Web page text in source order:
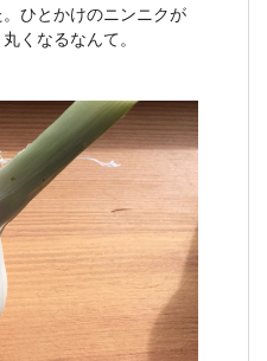
ひとかけのニンニクが
くなるなんて。